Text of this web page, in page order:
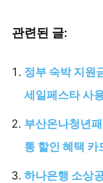
관련된 글:
정부 숙박 지원
세일페스타 사
부산온나청년
통 할인 혜택 카
하나은행 소상